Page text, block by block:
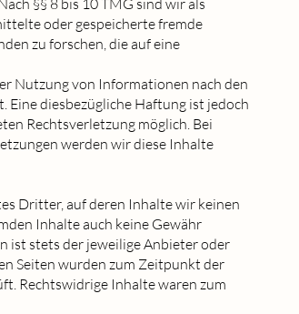
§§ 8 bis 10 TMG sind wir als
oder gespeicherte fremde
zu forschen, die auf eine
Nutzung von Informationen nach den
diesbezügliche Haftung ist jedoch
Rechtsverletzung möglich. Bei
werden wir diese Inhalte
Dritter, auf deren Inhalte wir keinen
Inhalte auch keine Gewähr
ist stets der jeweilige Anbieter oder
Seiten wurden zum Zeitpunkt der
Rechtswidrige Inhalte waren zum